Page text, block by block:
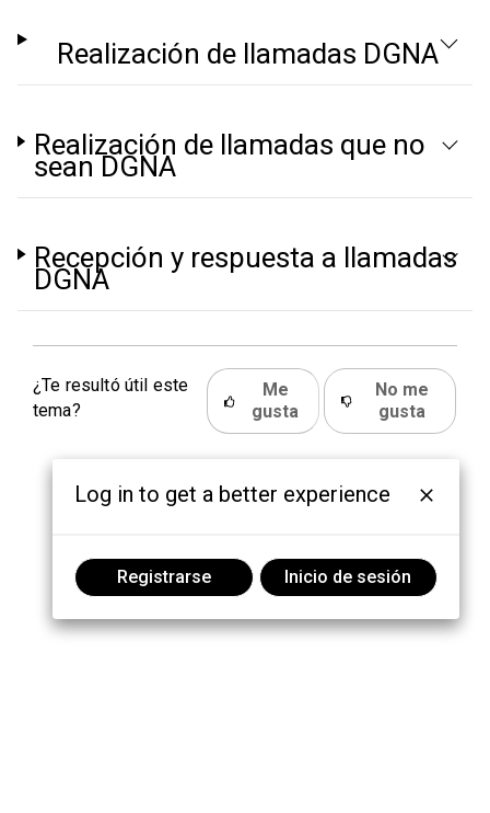
Realización de llamadas DGNA
Realización de llamadas que no
sean DGNA
Recepción y respuesta a llamadas
DGNA
¿Te resultó útil este
tema?
Me
gusta
No me
gusta
Log in to get a better experience
Registrarse Inicio de sesión